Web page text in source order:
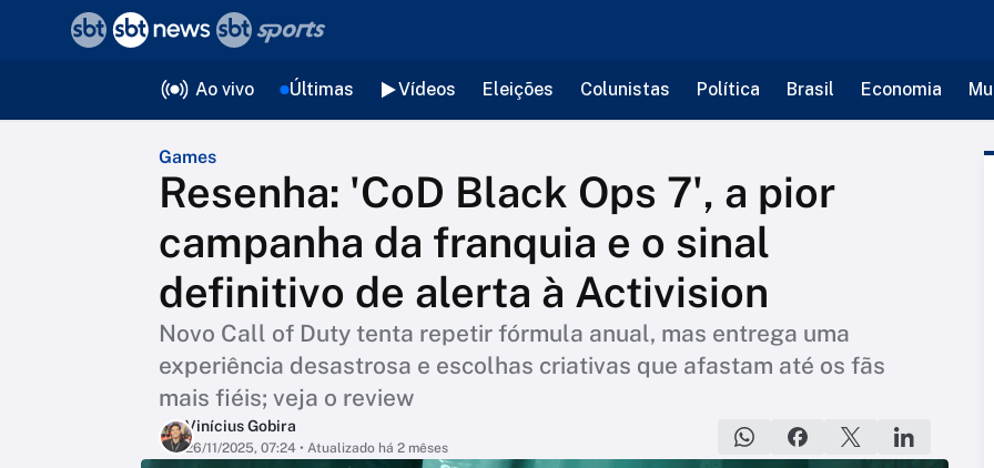
Ao vivo Últimas Vídeos Eleições Colunistas Política Brasil Economia
Games
Resenha: 'CoD Black Ops 7', a pior
campanha da franquia e o sinal
definitivo de alerta à Activision
Novo Call of Duty tenta repetir fórmula anual, mas entrega uma
experiência desastrosa e escolhas criativas que afastam até os fãs
mais fiéis; veja o review
Vinícius Gobira
26/11/2025, 07:24 • Atualizado há 2 mêses
voltar
Editorias